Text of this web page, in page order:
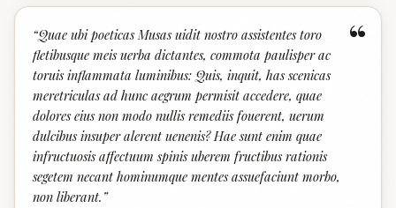
“
“Quae ubi poeticas Musas uidit nostro assistentes toro
fletibusque meis uerba dictantes, commota paulisper ac
toruis inflammata luminibus: Quis, inquit, has scenicas
meretriculas ad hunc aegrum permisit accedere, quae
dolores eius non modo nullis remediis fouerent, uerum
dulcibus insuper alerent uenenis? Hae sunt enim quae
infructuosis affectuum spinis uberem fructibus rationis
segetem necant hominumque mentes assuefaciunt morbo,
non liberant. ”